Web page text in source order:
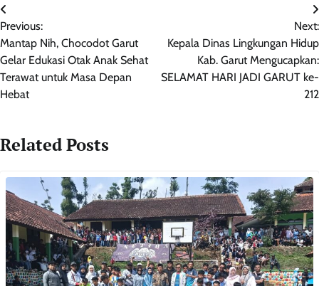
Navigasi
pos
Previous:
Mantap Nih, Chocodot Garut
Gelar Edukasi Otak Anak Sehat
Terawat untuk Masa Depan
Hebat
Next:
Kepala Dinas Lingkungan Hidup
Kab. Garut Mengucapkan:
SELAMAT HARI JADI GARUT ke-
212
Related Posts